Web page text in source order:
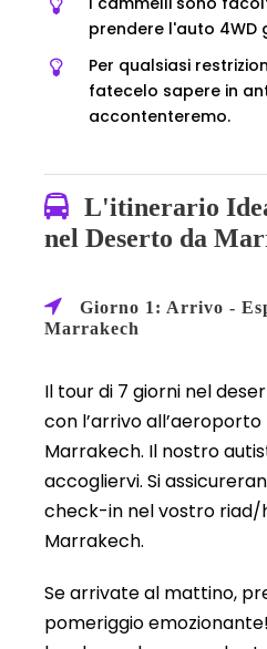
prendere l'auto 4WD
Per qualsiasi
fatecelo sapere in
accontenteremo.
L'itinerario
nel Deserto da
Giorno 1: Arrivo -
Marrakech
Il tour di 7 giorni nel
con l’arrivo
Marrakech. Il nostro
accogliervi. Si
check-in nel vostro riad/
Marrakech.
Se arrivate al mattino,
pomeriggio